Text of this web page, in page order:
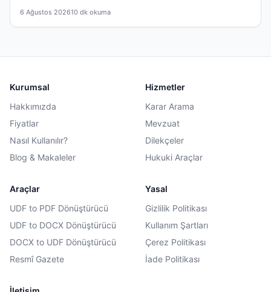
6 Ağustos 202610 dk okuma
Kurumsal
Hakkımızda
Fiyatlar
Nasıl Kullanılır?
Blog & Makaleler
Hizmetler
Karar Arama
Mevzuat
Dilekçeler
Hukuki Araçlar
Araçlar
UDF to PDF Dönüştürücü
UDF to DOCX Dönüştürücü
DOCX to UDF Dönüştürücü
Resmî Gazete
Yasal
Gizlilik Politikası
Kullanım Şartları
Çerez Politikası
İade Politikası